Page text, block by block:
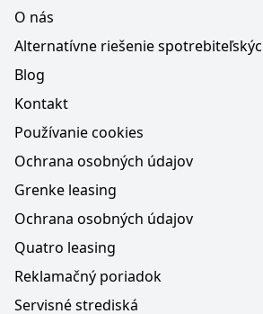
O nás
Alternatívne riešenie
Blog
Kontakt
Používanie cookies
Ochrana osobných údajov
Grenke leasing
Ochrana osobných údajov
Quatro leasing
Reklamačný poriadok
Servisné strediská